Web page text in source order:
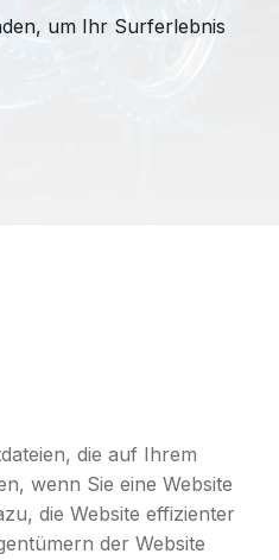
um Ihr Surferlebnis
die auf Ihrem
wenn Sie eine Website
die Website effizienter
der Website